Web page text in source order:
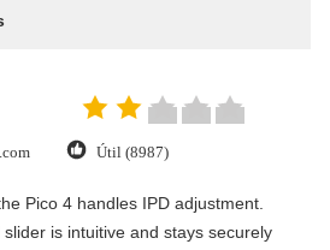
Útil (8987)
Pico 4 handles IPD adjustment.
is intuitive and stays securely